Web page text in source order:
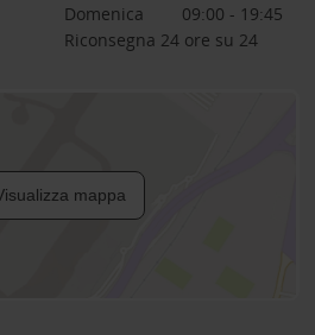
Domenica
09:00 - 19:45
Riconsegna 24 ore su 24
mappa